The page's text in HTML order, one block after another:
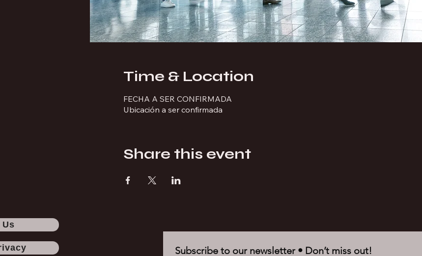
Time & Location
FECHA A SER CONFIRMADA
Ubicación a ser confirmada
Share this event
Subscribe to our newsletter • Don’t miss out!